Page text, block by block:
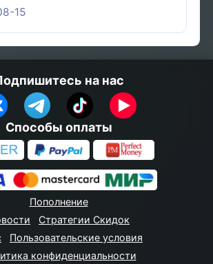
15
на нас
Способы оплаты
Пополнение
Стратегии Скидок
Пользовательские условия
конфиденциальности